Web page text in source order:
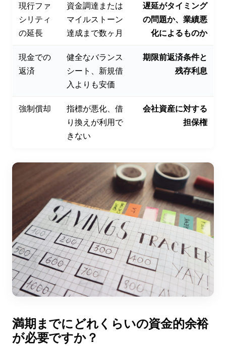
現行ファ
シリティ
の延長
資金調達または
マイルストーン
達成まで数ヶ月
遅延がタイミング
の問題か、業績悪
化によるものか
現金での
返済
健全なバランス
シート、新規借
入よりも安価
期限前返済条件と
残存利息
強制償却
指標が悪化、借
り換えが利用で
きない
会社資産に対する
担保権
満期までにどれくらいの資金的余裕
が必要ですか？